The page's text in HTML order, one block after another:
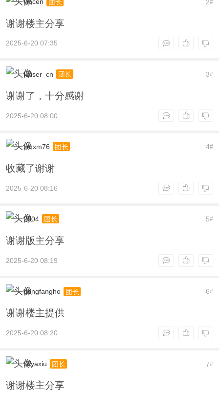
2#
vincen 团长
谢谢楼主分享
2025-6-20 07:35
3#
kaiser_cn 团长
谢谢了，十分感谢
2025-6-20 08:00
4#
xmxm76 团长
收藏了谢谢
2025-6-20 08:16
5#
2004 团长
谢谢版主分享
2025-6-20 08:19
6#
dongfangho 团长
谢谢楼主提供
2025-6-20 08:20
7#
xuyaxiu 团长
谢谢楼主分享